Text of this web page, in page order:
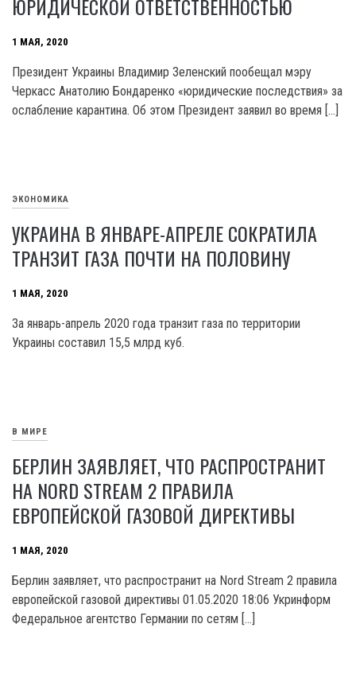
ЮРИДИЧЕСКОЙ ОТВЕТСТВЕННОСТЬЮ
1 МАЯ, 2020
Президент Украины Владимир Зеленский пообещал мэру
Черкасс Анатолию Бондаренко «юридические последствия» за
ослабление карантина. Об этом Президент заявил во время […]
ЭКОНОМИКА
УКРАИНА В ЯНВАРЕ-АПРЕЛЕ СОКРАТИЛА
ТРАНЗИТ ГАЗА ПОЧТИ НА ПОЛОВИНУ
1 МАЯ, 2020
За январь-апрель 2020 года транзит газа по территории
Украины составил 15,5 млрд куб.
В МИРЕ
БЕРЛИН ЗАЯВЛЯЕТ, ЧТО РАСПРОСТРАНИТ
НА NORD STREAM 2 ПРАВИЛА
ЕВРОПЕЙСКОЙ ГАЗОВОЙ ДИРЕКТИВЫ
1 МАЯ, 2020
Берлин заявляет, что распространит на Nord Stream 2 правила
европейской газовой директивы 01.05.2020 18:06 Укринформ
Федеральное агентство Германии по сетям […]